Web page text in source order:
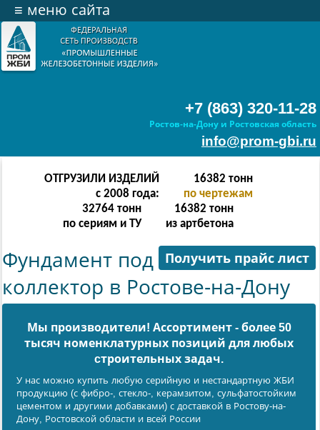
+7 (863) 320-11-28
Ростов-на-Дону и Ростовская область
info@prom-gbi.ru
≡ меню сайта
ОТГРУЗИЛИ ИЗДЕЛИЙ
с 2008 года:
65534 тонн
по чертежам
131068 тонн
по сериям и ТУ
65534 тонн
из артбетона
Получить прайс лист
Фундамент под
коллектор в Ростове-на-Дону
Мы производители! Ассортимент - более 50
тысяч номенклатурных позиций для любых
cтроительных задач.
У нас можно купить любую серийную и нестандартную ЖБИ
продукцию (с фибро-, стекло-, керамзитом, сульфатостойким
цементом и другими добавками) с доставкой в Ростову-на-
Дону, Ростовской области и всей России